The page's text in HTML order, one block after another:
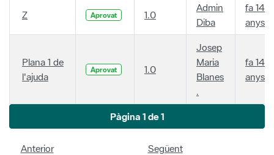
Z Aprovat 1.0
Admin
Diba
fa 14
anys
Plana 1 de
l'ajuda
Aprovat 1.0
Josep
Maria
Blanes
.
fa 14
anys
Pàgina 1 de 1
Anterior Següent